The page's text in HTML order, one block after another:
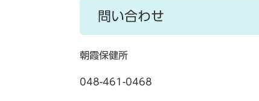
問い合わせ
朝霞保健所
048-461-0468